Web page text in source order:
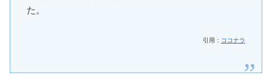
た。
引用： ココナラ